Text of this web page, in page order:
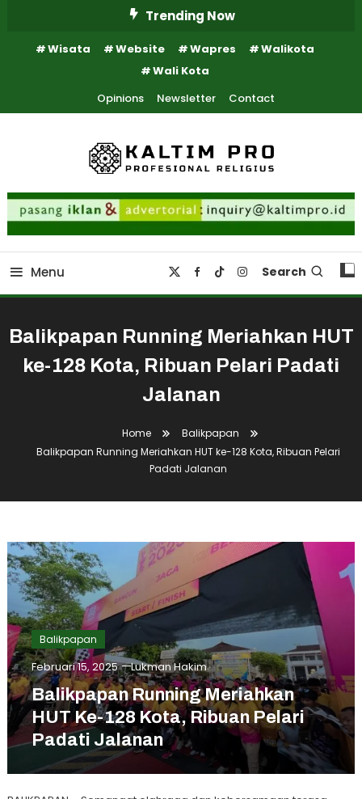
Content
Trending Now
Wisata Website Wapres
Walikota
Wali Kota
Opinions
Newsletter Contact
Kaltim Pro
Kaltim Profesional Religius
Menu Search
Balikpapan Running Meriahkan HUT
ke-128 Kota, Ribuan Pelari Padati
Jalanan
Home
Balikpapan
Balikpapan Running Meriahkan HUT ke-128 Kota, Ribuan Pelari
Padati Jalanan
Balikpapan
Februari 15, 2025 Lukman Hakim
Balikpapan Running Meriahkan
HUT Ke-128 Kota, Ribuan Pelari
Padati Jalanan